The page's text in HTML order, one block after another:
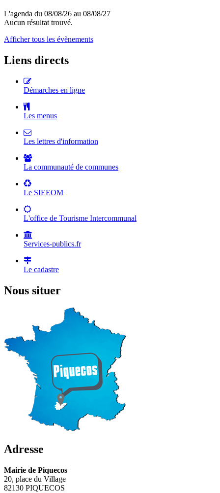
L'agenda du 08/08/26 au 08/08/27
Aucun résultat trouvé.
Afficher tous les évènements
Liens directs
Démarches en ligne
Les menus
Les lettres d'information
La communauté de communes
Le SIEEOM
L'office de Tourisme Intercommunal
Services-publics.fr
Le cadastre
Nous situer
Adresse
Mairie de Piquecos
20, place du Village
82130 PIQUECOS